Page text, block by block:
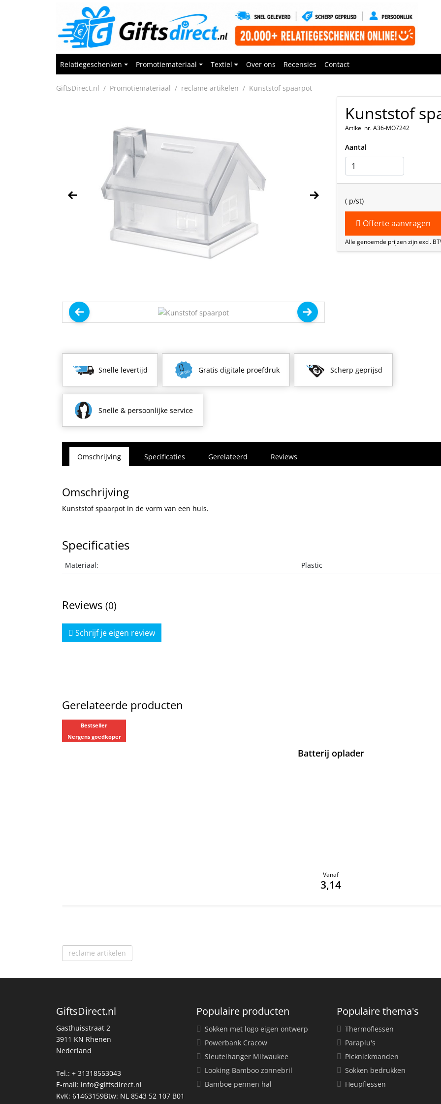
Relatiegeschenken
Promotiemateriaal Textiel Over ons Recensies Contact
GiftsDirect.nl Promotiemateriaal reclame artikelen Kunststof spaarpot
Kunststof
Artikel nr. A36-MO7242
Aantal
( p/st)
Offerte aanvragen
Alle genoemde prijzen zijn excl.
Snelle levertijd Gratis digitale proefdruk Scherp geprijsd
Snelle & persoonlijke service
Omschrijving Specificaties Gerelateerd Reviews
Omschrijving
Kunststof spaarpot in de vorm van een huis.
Specificaties
Materiaal: Plastic
Reviews (0)
Schrijf je eigen review
Gerelateerde producten
Bestseller
Nergens goedkoper
Batterij oplader
Vanaf
3,14
reclame artikelen
GiftsDirect.nl
Gasthuisstraat 2
3911 KN Rhenen
Nederland
Tel.: + 31318553043
E-mail: info@giftsdirect.nl
KvK: 61463159Btw: NL 8543 52 107 B01
Populaire producten
Sokken met logo eigen ontwerp
Powerbank Cracow
Sleutelhanger Milwaukee
Looking Bamboo zonnebril
Bamboe pennen hal
Populaire thema's
Thermoflessen
Paraplu's
Picknickmanden
Sokken bedrukken
Heupflessen